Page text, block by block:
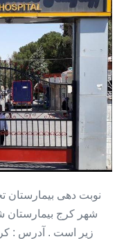
+
آدرس
و
تلفن
نوبت دهی
شهر کرج بیمارستان
زیر است . آدرس :